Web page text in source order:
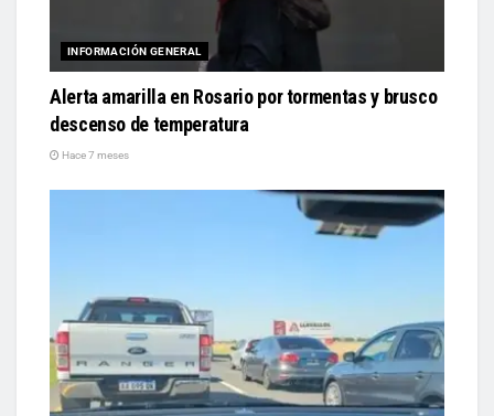
INFORMACIÓN GENERAL
Alerta amarilla en Rosario por tormentas y brusco
descenso de temperatura
Hace 7 meses